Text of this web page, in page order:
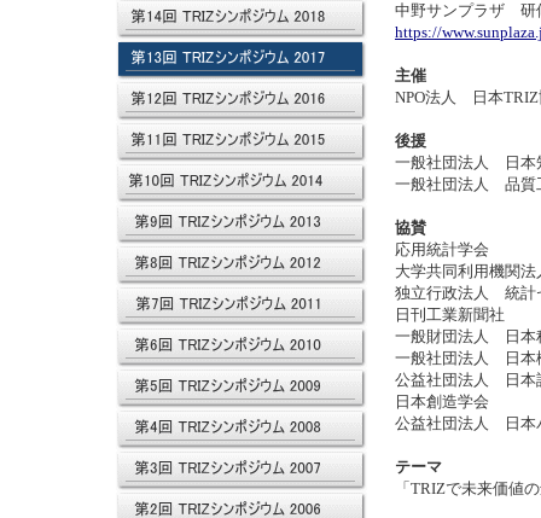
中野サンプラザ 研
https://
主催
NPO法人 日本TRIZ
後援
一般社団法人 日本
一般社団法人 品質
協賛
応用統計学会
大学共同利用機関
独立行政法人 統計
日刊工業新聞社
一般財団法人 日本
一般社団法人 日本
公益社団法人 日本
日本創造学会
公益社団法人 日本
テーマ
「TRIZで未来価値